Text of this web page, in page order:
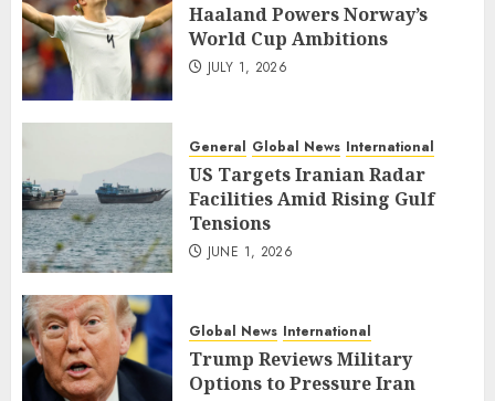
Haaland Powers Norway’s
World Cup Ambitions
JULY 1, 2026
General Global News International
US Targets Iranian Radar
Facilities Amid Rising Gulf
Tensions
JUNE 1, 2026
Global News International
Trump Reviews Military
Options to Pressure Iran